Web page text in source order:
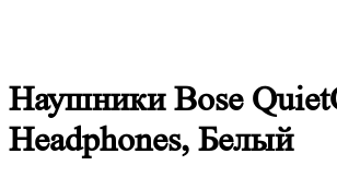
Наушники Bose
Headphones, Белый